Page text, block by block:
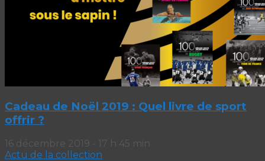
Cadeau de Noël 2019 : Quel livre de sport
offrir ?
16 décembre 2019 - 17 h 45 min
Actu de la collection